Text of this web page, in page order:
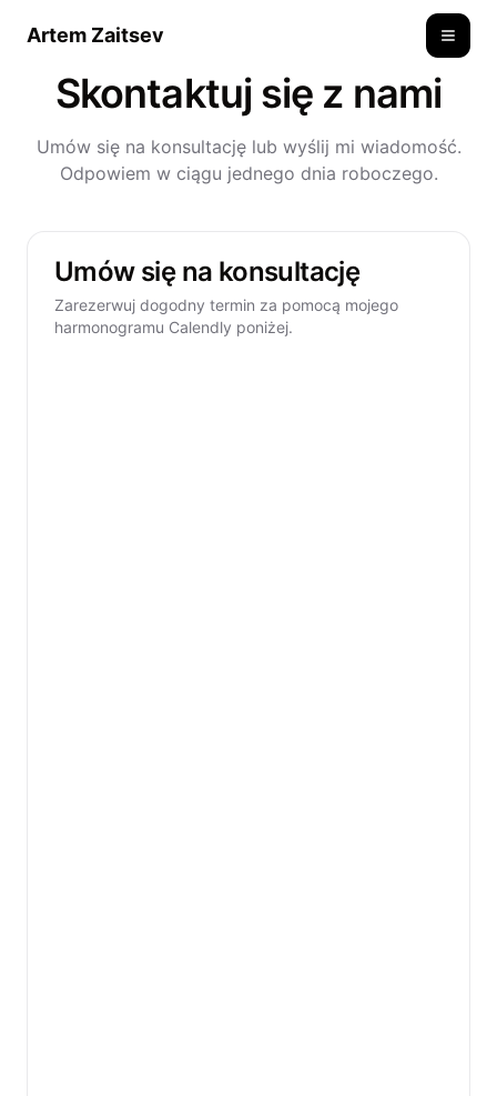
Artem Zaitsev
Skontaktuj się z nami
Umów się na konsultację lub wyślij mi wiadomość.
Odpowiem w ciągu jednego dnia roboczego.
Umów się na konsultację
Zarezerwuj dogodny termin za pomocą mojego
harmonogramu Calendly poniżej.